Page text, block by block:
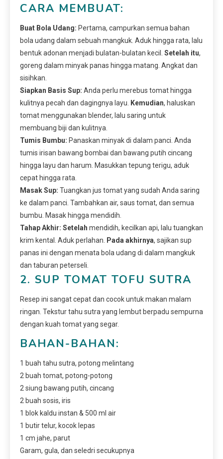
CARA MEMBUAT:
Buat Bola Udang: Pertama, campurkan semua bahan
bola udang dalam sebuah mangkuk. Aduk hingga rata, lalu
bentuk adonan menjadi bulatan-bulatan kecil. Setelah itu,
goreng dalam minyak panas hingga matang. Angkat dan
sisihkan.
Siapkan Basis Sup: Anda perlu merebus tomat hingga
kulitnya pecah dan dagingnya layu.
Kemudian, haluskan
tomat menggunakan blender, lalu saring untuk
membuang biji dan kulitnya.
Tumis Bumbu: Panaskan minyak di dalam panci. Anda
tumis irisan bawang bombai dan bawang putih cincang
hingga layu dan harum. Masukkan tepung terigu, aduk
cepat hingga rata.
Masak Sup: Tuangkan jus tomat yang sudah Anda saring
ke dalam panci. Tambahkan air, saus tomat, dan semua
bumbu. Masak hingga mendidih.
Tahap Akhir: Setelah mendidih, kecilkan api, lalu tuangkan
krim kental. Aduk perlahan.
Pada akhirnya, sajikan sup
panas ini dengan menata bola udang di dalam mangkuk
dan taburan peterseli.
2. SUP TOMAT TOFU SUTRA
Resep ini sangat cepat dan cocok untuk makan malam
ringan. Tekstur tahu sutra yang lembut berpadu sempurna
dengan kuah tomat yang segar.
BAHAN-BAHAN:
1 buah tahu sutra, potong melintang
2 buah tomat, potong-potong
2 siung bawang putih, cincang
2 buah sosis, iris
1 blok kaldu instan & 500 ml air
1 butir telur, kocok lepas
1 cm jahe, parut
Garam, gula, dan seledri secukupnya